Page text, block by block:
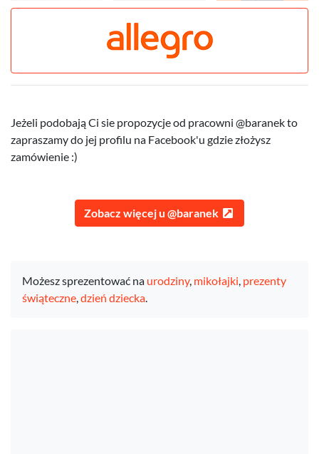
Jeżeli podobają Ci sie propozycje od pracowni @baranek to
zapraszamy do jej profilu na Facebook'u gdzie złożysz
zamówienie :)
Zobacz więcej u @baranek
Możesz sprezentować na urodziny, mikołajki, prezenty
świąteczne,dzień dziecka.